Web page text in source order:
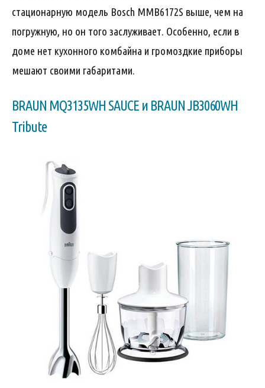
стационарную модель Bosch MMB6172S выше, чем на
погружную, но он того заслуживает. Особенно, если в
доме нет кухонного комбайна и громоздкие приборы
мешают своими габаритами.
BRAUN MQ3135WH SAUCE и BRAUN JB3060WH
Tribute